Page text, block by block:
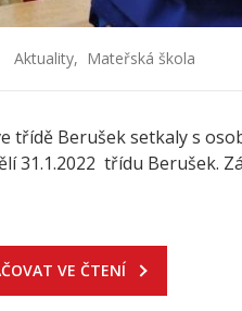
Aktuality, Mateřská škola
třídě Berušek setkaly s
31.1.2022 třídu Berušek.
VE ČTENÍ